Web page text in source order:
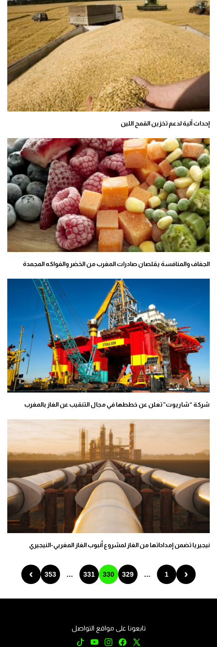
إحداث آلية لدعم تخزين القمح اللين
الجفاف والمنافسة يقلصان صادرات المغرب من الخضر والفواكه المجمدة
شركة “شاريوت” تعلن عن خططها في مجال التنقيب عن الغاز بالمغرب
نيجيريا تضمن إمداداتها من الغاز لمشروع أنبوب الغاز المغربي-النيجيري
‹
1
…
329
330
331
…
353
›
تابعونا على مواقع التواصل